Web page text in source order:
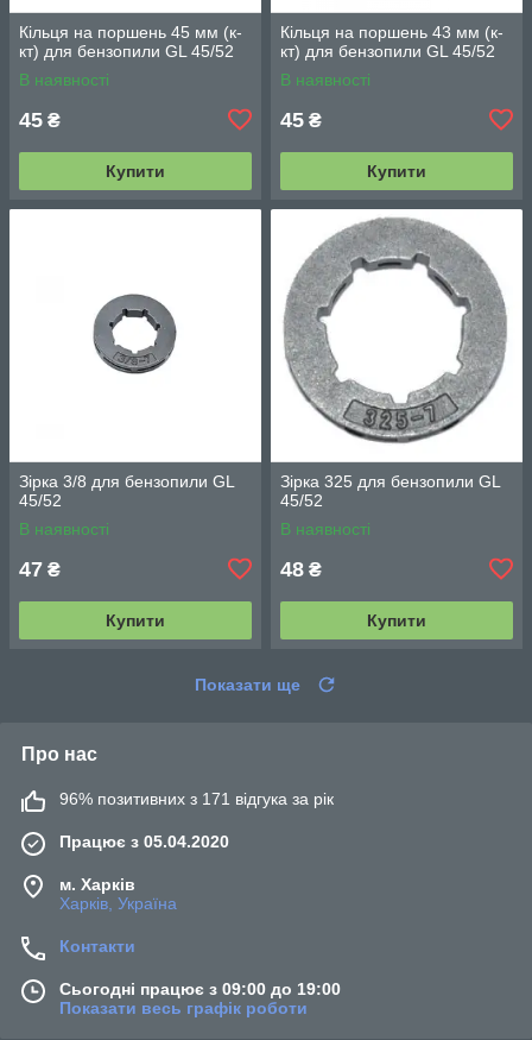
Кільця на поршень 45 мм (к-
кт) для бензопили GL 45/52
В наявності
45 ₴
Купити
Кільця на поршень 43 мм (к-
кт) для бензопили GL 45/52
В наявності
45 ₴
Купити
Зірка 3/8 для бензопили GL
45/52
В наявності
47 ₴
Купити
Зірка 325 для бензопили GL
45/52
В наявності
48 ₴
Купити
Показати ще
Про нас
96% позитивних з 171 відгука за рік
Працює з 05.04.2020
м. Харків
Харків, Україна
Контакти
Сьогодні працює з 09:00 до 19:00
Показати весь графік роботи